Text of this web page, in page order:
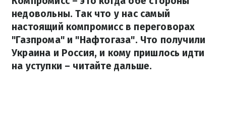
недовольны. Так что у нас самый
настоящий компромисс в переговорах
"Газпрома" и "Нафтогаза". Что получили
Украина и Россия, и кому пришлось идти
на уступки – читайте дальше.